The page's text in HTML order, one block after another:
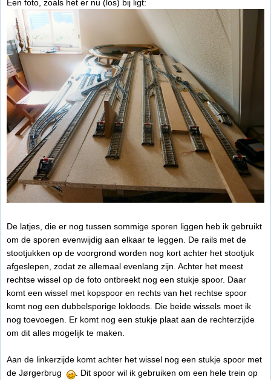
Een foto, zoals het er nu (los) bij ligt:
De latjes, die er nog tussen sommige sporen liggen heb ik gebruikt
om de sporen evenwijdig aan elkaar te leggen. De rails met de
stootjukken op de voorgrond worden nog kort achter het stootjuk
afgeslepen, zodat ze allemaal evenlang zijn. Achter het meest
rechtse wissel op de foto ontbreekt nog een stukje spoor. Daar
komt een wissel met kopspoor en rechts van het rechtse spoor
komt nog een dubbelsporige lokloods. Die beide wissels moet ik
nog toevoegen. Er komt nog een stukje plaat aan de rechterzijde
om dit alles mogelijk te maken.
Aan de linkerzijde komt achter het wissel nog een stukje spoor met
de Jørgerbrug
. Dit spoor wil ik gebruiken om een hele trein op